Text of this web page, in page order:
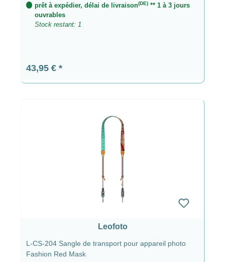
prêt à expédier, délai de livraison(DE) ** 1 à 3 jours
ouvrables
Stock restant: 1
Prix régulier :
43,95 €
Leofoto
L-CS-204 Sangle de transport pour appareil photo
Fashion Red Mask